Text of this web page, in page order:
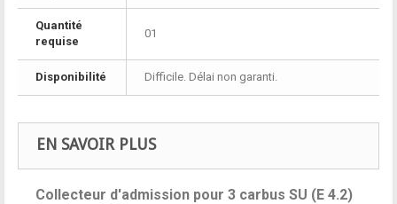
Quantité
requise
01
Disponibilité Difficile. Délai non garanti.
EN SAVOIR PLUS
Collecteur d'admission pour 3 carbus SU (E 4.2)